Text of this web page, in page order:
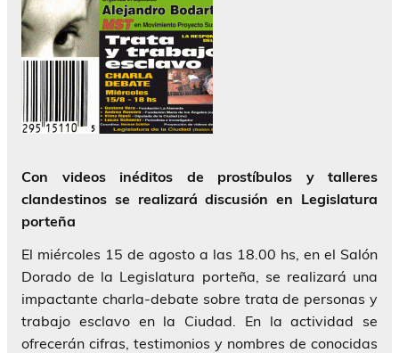
Con videos inéditos de prostíbulos y talleres
clandestinos se realizará discusión en Legislatura
porteña
El miércoles 15 de agosto a las 18.00 hs, en el Salón
Dorado de la Legislatura porteña, se realizará una
impactante charla-debate sobre trata de personas y
trabajo esclavo en la Ciudad. En la actividad se
ofrecerán cifras, testimonios y nombres de conocidas